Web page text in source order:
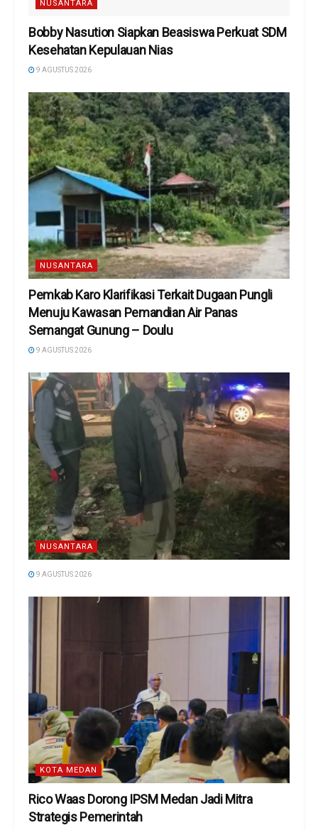
NUSANTARA
Bobby Nasution Siapkan Beasiswa Perkuat SDM
Kesehatan Kepulauan Nias
9 AGUSTUS 2026
NUSANTARA
Pemkab Karo Klarifikasi Terkait Dugaan Pungli
Menuju Kawasan Pemandian Air Panas
Semangat Gunung – Doulu ‎
9 AGUSTUS 2026
NUSANTARA
9 AGUSTUS 2026
KOTA MEDAN
Rico Waas Dorong IPSM Medan Jadi Mitra
Strategis Pemerintah